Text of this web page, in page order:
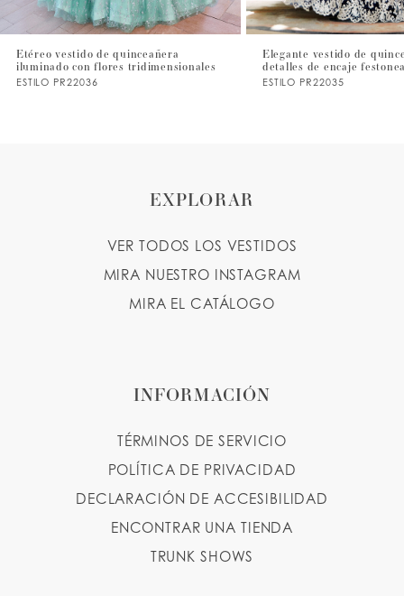
7
8
Etéreo vestido de quinceañera
iluminado con flores tridimensionales
ESTILO PR22036
Elegante vestido de
detalles de encaje
ESTILO PR22035
EXPLORAR
VER TODOS LOS VESTIDOS
MIRA NUESTRO INSTAGRAM
MIRA EL CATÁLOGO
INFORMACIÓN
TÉRMINOS DE SERVICIO
POLÍTICA DE PRIVACIDAD
DECLARACIÓN DE ACCESIBILIDAD
ENCONTRAR UNA TIENDA
TRUNK SHOWS